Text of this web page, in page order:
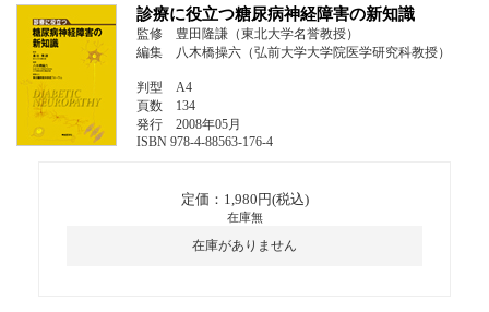
診療に役立つ糖尿病神経障害の新知識
監修 豊田隆謙（東北大学名誉教授）
編集 八木橋操六（弘前大学大学院医学研究科教授）
判型 A4
頁数 134
発行 2008年05月
ISBN 978-4-88563-176-4
定価：1,980円(税込)
在庫無
在庫がありません